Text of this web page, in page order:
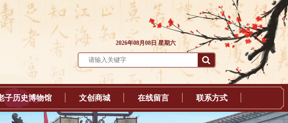
2026年08月08日 星期六
子历史博物馆 文创商城 在线留言 联系方式